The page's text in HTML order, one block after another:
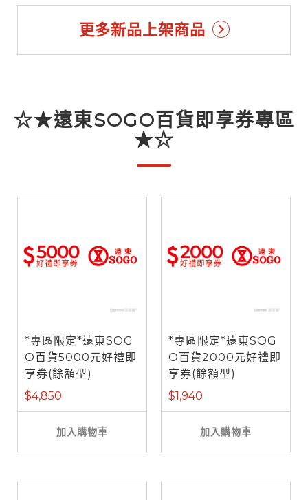
更多新品上架商品
☆★遠東SOGO百貨即享券專區
★☆
*專區限定*遠東SOG
O百貨5000元好禮即
享券(餘額型)
$4,850
加入購物車
*專區限定*遠東SOG
O百貨2000元好禮即
享券(餘額型)
$1,940
加入購物車